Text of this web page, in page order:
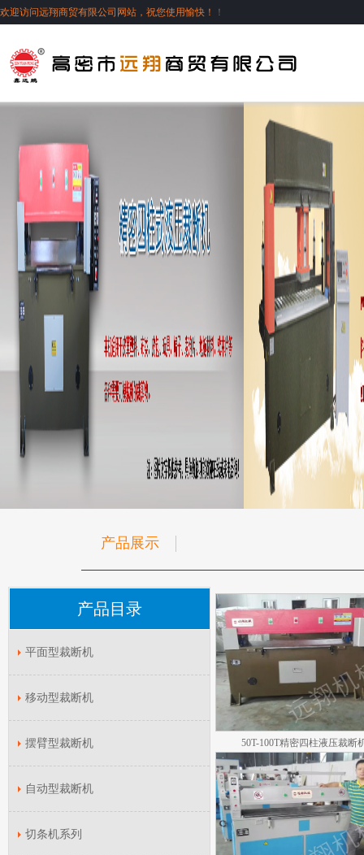
欢迎访问远翔商贸有限公司网站，祝您使用愉快！ ！
产品展示
产品目录
平面型裁断机
移动型裁断机
摆臂型裁断机
自动型裁断机
切条机系列
50T-100T精密四柱液压裁断